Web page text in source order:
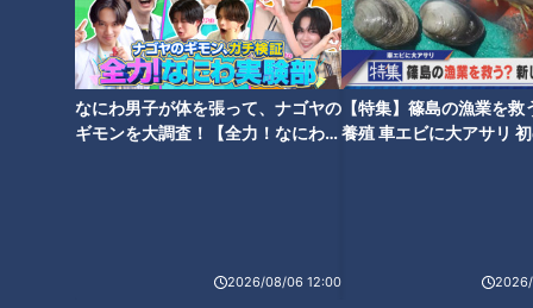
なにわ男子が体を張って、ナゴヤの
ギモンを大調査！【全力！なにわ実
2026/08/06 12:00
【特集】篠島の漁業を救
養殖 車エビに大アサリ
白髪について
髪の毛はもともと白い状態で生えてきて、メラノサイトから放
出されるメラニンによって黒く染められながら伸びていきま
す。そのため、メラノサイトの働きが低下するとメラニンが生
＜白髪を加速させる生活習慣＞